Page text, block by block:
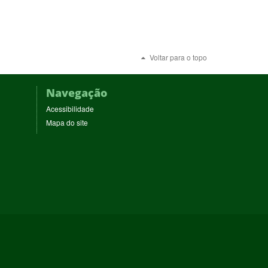
Voltar para o topo
Navegação
Acessibilidade
Mapa do site